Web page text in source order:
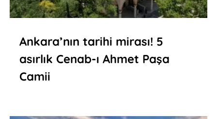
Ankara’nın tarihi mirası! 5
asırlık Cenab-ı Ahmet Paşa
Camii